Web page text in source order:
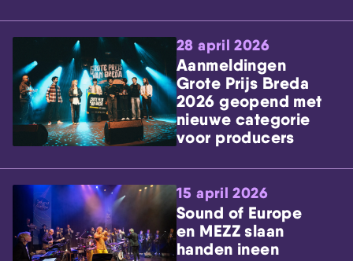
28 april 2026
Aanmeldingen
Grote Prijs Breda
2026 geopend met
nieuwe categorie
voor producers
15 april 2026
Sound of Europe
en MEZZ slaan
handen ineen